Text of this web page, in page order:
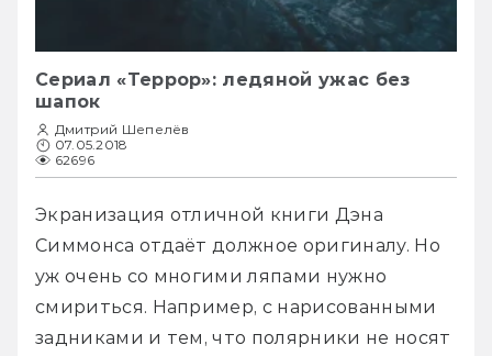
Сериал «Террор»: ледяной ужас без
шапок
Дмитрий Шепелёв
07.05.2018
62696
Экранизация отличной книги Дэна
Симмонса отдаёт должное оригиналу. Но
уж очень со многими ляпами нужно
смириться. Например, с нарисованными
задниками и тем, что полярники не носят